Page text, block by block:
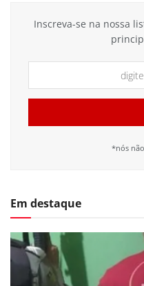
Inscreva-se na nossa
*nós
Em destaque